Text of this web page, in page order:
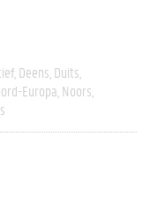
Deens Duits
Europa Noors